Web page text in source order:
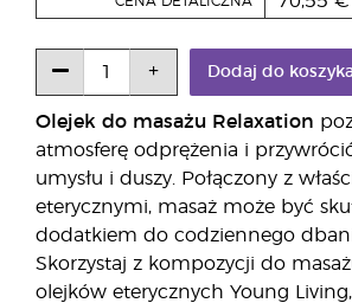
Olejek do masażu Relaxation
atmosferę odprężenia i przywrócić
umysłu i duszy. Połączony z
eterycznymi, masaż może być
dodatkiem do codziennego
Skorzystaj z kompozycji do
olejków eterycznych Young
Dodaj do